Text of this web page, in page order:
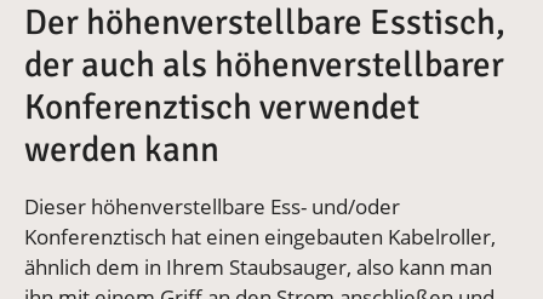
Der höhenverstellbare Esstisch,
der auch als höhenverstellbarer
Konferenztisch verwendet
werden kann
Dieser höhenverstellbare Ess- und/oder
Konferenztisch hat einen eingebauten Kabelroller,
ähnlich dem in Ihrem Staubsauger, also kann man